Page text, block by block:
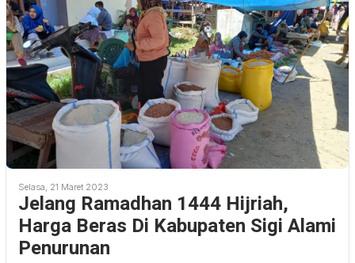
Selasa, 21 Maret 2023
Jelang Ramadhan 1444 Hijriah,
Harga Beras Di Kabupaten Sigi Alami
Penurunan